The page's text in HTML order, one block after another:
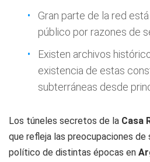
Gran parte de la red
público por razones de
Existen archivos
existencia de estas
subterráneas desde
Los túneles secretos de la Casa
que refleja las preocupaciones
político de distintas épocas en